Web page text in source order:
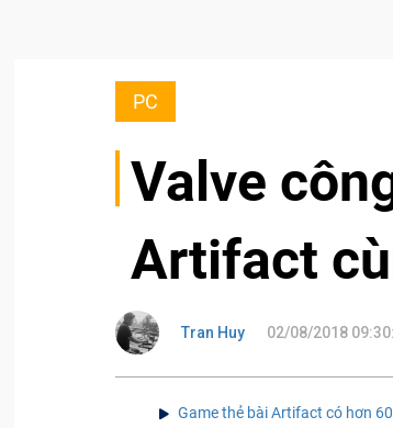
PC
Valve
Artifact
Tran Huy 02/08/2018
Game thẻ bài Artifact có hơn